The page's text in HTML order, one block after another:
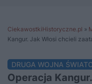
CiekawostkiHistoryczne.pl »
Kangur. Jak Włosi chcieli
DRUGA WOJNA
Operacja